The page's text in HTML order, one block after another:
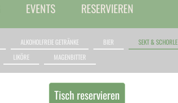
EVENTS RESERVIEREN
ALKOHOLFREIE GETRÄNKE BIER SEKT & SCHORLE
LIKÖRE MAGENBITTER
Tisch reservieren